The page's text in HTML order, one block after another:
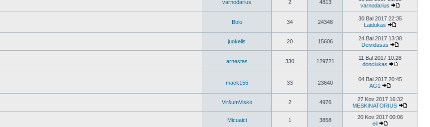
varnodarius 2 4813
varnodarius
Bolo 34 24348
30 Bal 2017 22:35
Laidukas
juokelis 20 15606
24 Bal 2017 13:38
Deividasas
arnestas 330 129721
11 Bal 2017 10:28
donciukas
mack155 33 23640
04 Bal 2017 20:45
AG1
ViršumVisko 2 4976
27 Kov 2017 16:32
MESKINATORIUS
Micuaici 1 3858
20 Kov 2017 00:06
eil